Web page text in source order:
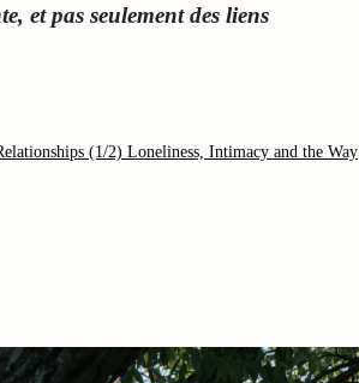
et pas seulement des liens
(1/2) Loneliness, Intimacy and the Way